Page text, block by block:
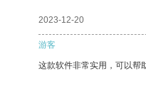
2023-12-20
游客
这款软件非常实用，可以帮